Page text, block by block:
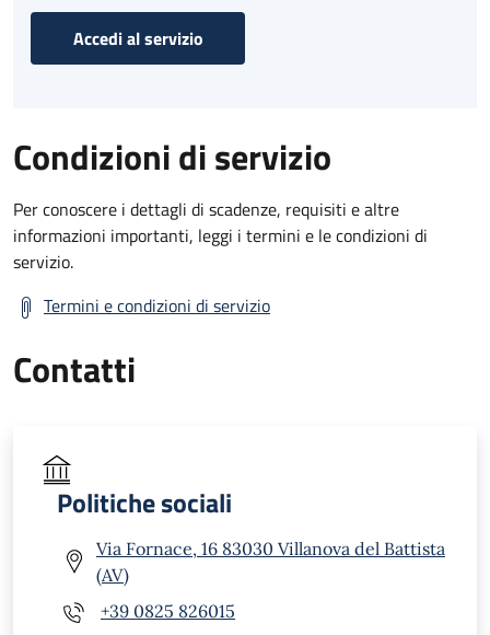
Accedi al servizio
Condizioni di servizio
Per conoscere i dettagli di scadenze, requisiti e altre
informazioni importanti, leggi i termini e le condizioni di
servizio.
Termini e condizioni di servizio
Contatti
Politiche sociali
Via Fornace, 16 83030 Villanova del Battista
(AV)
+39 0825 826015